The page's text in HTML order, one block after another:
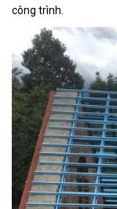
công trình.